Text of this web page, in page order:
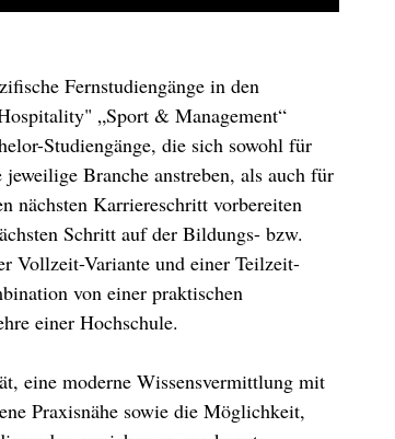
Fernstudiengänge in den
„Sport & Management“
Studiengänge, die sich sowohl für
Branche anstreben, als auch für
nächsten Karriereschritt vorbereiten
Schritt auf der Bildungs- bzw.
Vollzeit-Variante und einer Teilzeit-
von einer praktischen
einer Hochschule.
eine moderne Wissensvermittlung mit
Praxisnähe sowie die Möglichkeit,